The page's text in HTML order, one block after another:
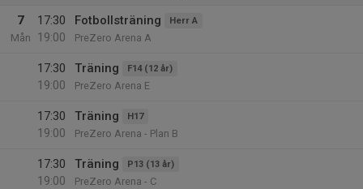
7
Mån
17:30
19:00
Fotbollsträning Herr A
PreZero Arena A
17:30
19:00
Träning F14 (12 år)
PreZero Arena E
17:30
19:00
Träning H17
PreZero Arena - Plan B
17:30
19:00
Träning P13 (13 år)
PreZero Arena - C